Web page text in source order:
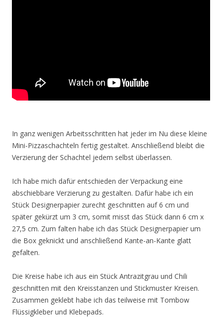
In ganz wenigen Arbeitsschritten hat jeder im Nu diese kleine
Mini-Pizzaschachteln fertig gestaltet. Anschließend bleibt die
Verzierung der Schachtel jedem selbst überlassen.
Ich habe mich dafür entschieden der Verpackung eine
abschiebbare Verzierung zu gestalten. Dafür habe ich ein
Stück Designerpapier zurecht geschnitten auf 6 cm und
später gekürzt um 3 cm, somit misst das Stück dann 6 cm x
27,5 cm. Zum falten habe ich das Stück Designerpapier um
die Box geknickt und anschließend Kante-an-Kante glatt
gefalten.
Die Kreise habe ich aus ein Stück Antrazitgrau und Chili
geschnitten mit den Kreisstanzen und Stickmuster Kreisen.
Zusammen geklebt habe ich das teilweise mit Tombow
Flüssigkleber und Klebepads.